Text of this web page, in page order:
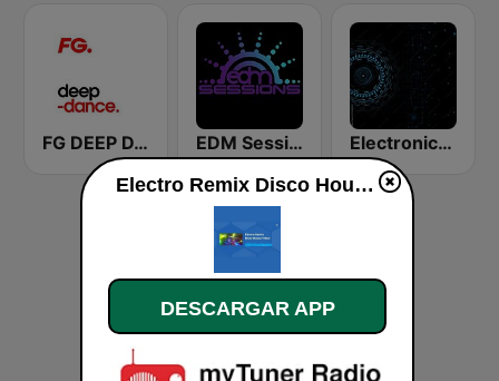
FG DEEP DANCE EDM Sessions Electronica Radio FM
Electro Remix Disco House Tribal en vivo
DESCARGAR APP